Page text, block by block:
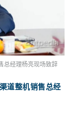
总经理杨亮现场致辞
道整机销售总经